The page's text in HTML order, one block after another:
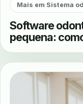
Mais em Sistema
Software
pequena: